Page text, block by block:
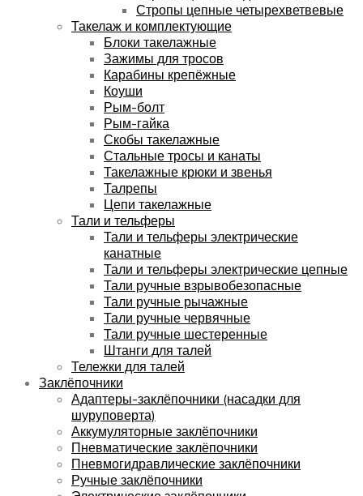
Стропы цепные четырехветвевые
Такелаж и комплектующие
Блоки такелажные
Зажимы для тросов
Карабины крепёжные
Коуши
Рым-болт
Рым-гайка
Скобы такелажные
Стальные тросы и канаты
Такелажные крюки и звенья
Талрепы
Цепи такелажные
Тали и тельферы
Тали и тельферы электрические
канатные
Тали и тельферы электрические цепные
Тали ручные взрывобезопасные
Тали ручные рычажные
Тали ручные червячные
Тали ручные шестеренные
Штанги для талей
Тележки для талей
Заклёпочники
Адаптеры-заклёпочники (насадки для
шуруповерта)
Аккумуляторные заклёпочники
Пневматические заклёпочники
Пневмогидравлические заклёпочники
Ручные заклёпочники